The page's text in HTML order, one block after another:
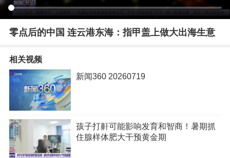
零点后的中国 连云港东海：指甲盖上做大出海生意
相关视频
新闻360 20260719
孩子打鼾可能影响发育和智商！暑期抓
住腺样体肥大干预黄金期